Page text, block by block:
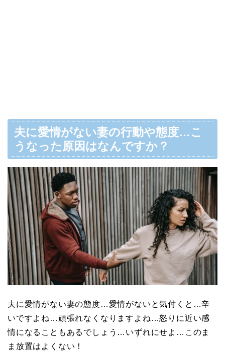
夫に愛情がない妻の行動や態度…こ
うなった原因はなんですか？
夫に愛情がない妻の態度…愛情がないと気付くと…辛
いですよね…頑張れなくなりますよね…怒りに近い感
情になることもあるでしょう…いずれにせよ…このま
ま放置はよくない！